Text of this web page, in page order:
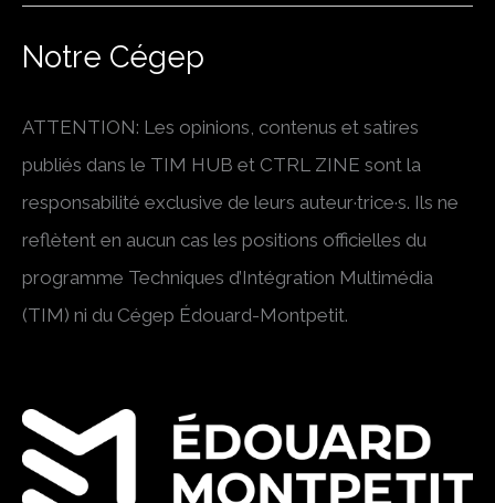
Notre Cégep
ATTENTION: Les opinions, contenus et satires
publiés dans le TIM HUB et CTRL ZINE sont la
responsabilité exclusive de leurs auteur·trice·s. Ils ne
reflètent en aucun cas les positions officielles du
programme Techniques d’Intégration Multimédia
(TIM) ni du Cégep Édouard-Montpetit.